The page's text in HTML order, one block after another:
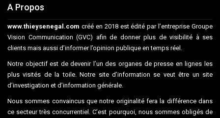
A Propos
www.thieysenegal.com créé en 2018 est édité par l’entreprise Groupe
Vision Communication (GVC) afin de donner plus de visibilité à ses
clients mais aussi d’informer l’opinion publique en temps réel.
Notre objectif est de devenir l’un des organes de presse en lignes les
plus visités de la toile. Notre site d’information se veut être un site
d’investigation et d’information générale.
Nous sommes convaincus que notre originalité fera la différence dans
ce secteur très concurrentiel. C’est pourquoi, nous sommes obligés de